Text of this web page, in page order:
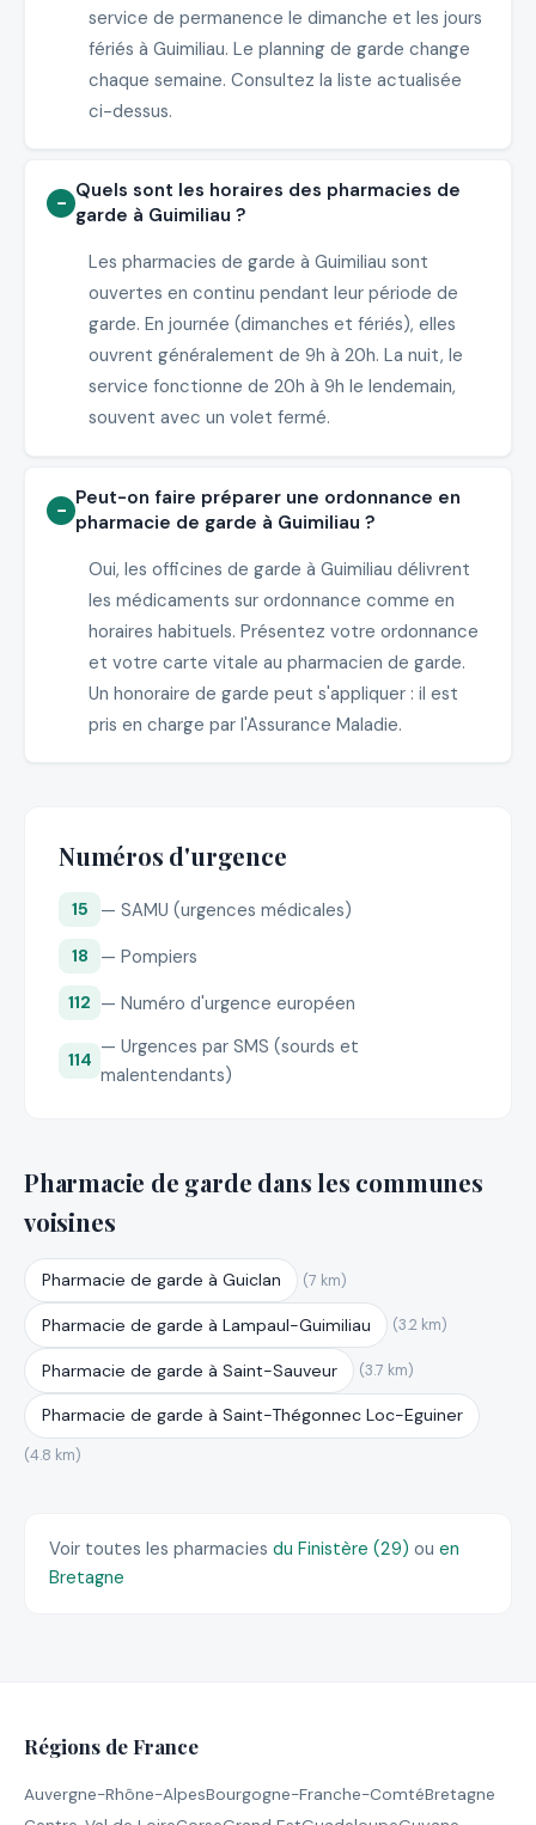
service de permanence le dimanche et les jours
fériés à Guimiliau. Le planning de garde change
chaque semaine. Consultez la liste actualisée
ci-dessus.
Quels sont les horaires des pharmacies de
garde à Guimiliau ?
Les pharmacies de garde à Guimiliau sont
ouvertes en continu pendant leur période de
garde. En journée (dimanches et fériés), elles
ouvrent généralement de 9h à 20h. La nuit, le
service fonctionne de 20h à 9h le lendemain,
souvent avec un volet fermé.
Peut-on faire préparer une ordonnance en
pharmacie de garde à Guimiliau ?
Oui, les officines de garde à Guimiliau délivrent
les médicaments sur ordonnance comme en
horaires habituels. Présentez votre ordonnance
et votre carte vitale au pharmacien de garde.
Un honoraire de garde peut s'appliquer : il est
pris en charge par l'Assurance Maladie.
Numéros d'urgence
15 — SAMU (urgences médicales)
18 — Pompiers
112 — Numéro d'urgence européen
114
— Urgences par SMS (sourds et
malentendants)
Pharmacie de garde dans les communes
voisines
Pharmacie de garde à Guiclan (7 km)
Pharmacie de garde à Lampaul-Guimiliau (3.2 km)
Pharmacie de garde à Saint-Sauveur (3.7 km)
Pharmacie de garde à Saint-Thégonnec Loc-Eguiner
(4.8 km)
Voir toutes les pharmacies du Finistère (29) ou en
Bretagne
Régions de France
Auvergne-Rhône-AlpesBourgogne-Franche-ComtéBretagne